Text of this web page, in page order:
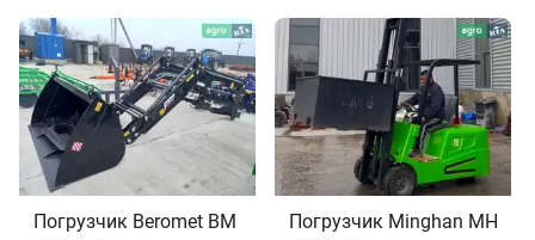
Погрузчик Beromet BM 1244 2025Погрузчик Minghan MH-